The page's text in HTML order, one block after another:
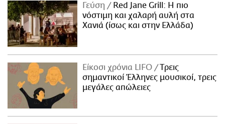
Γεύση
Red Jane Grill: Η πιο
νόστιμη και χαλαρή αυλή στα
Χανιά (ίσως και στην Ελλάδα)
Είκοσι χρόνια LIFO
Tρεις
σημαντικοί Έλληνες μουσικοί, τρεις
μεγάλες απώλειες